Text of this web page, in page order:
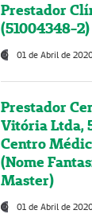
Prestador
(51004348-2)
01 de Abril de
Prestador
Vitória Ltda,
Centro
(Nome
Master)
01 de Abril de